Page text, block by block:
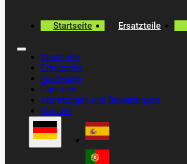
Startseite Ersatzteile
Startseite
Ersatzteile
Fahrzeuge
Über uns
Abtretungen und Bewertungen
Kontakt